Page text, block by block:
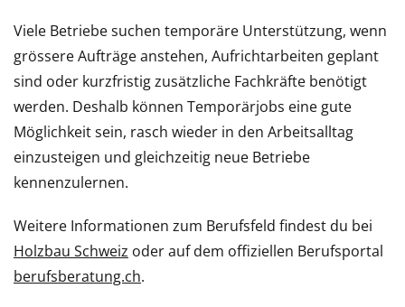
Viele Betriebe suchen temporäre Unterstützung, wenn
grössere Aufträge anstehen, Aufrichtarbeiten geplant
sind oder kurzfristig zusätzliche Fachkräfte benötigt
werden. Deshalb können Temporärjobs eine gute
Möglichkeit sein, rasch wieder in den Arbeitsalltag
einzusteigen und gleichzeitig neue Betriebe
kennenzulernen.
Weitere Informationen zum Berufsfeld findest du bei
Holzbau Schweiz oder auf dem offiziellen Berufsportal
berufsberatung.ch.